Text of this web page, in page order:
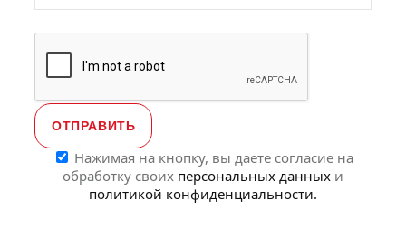
данных
Нажимая на кнопку, вы даете согласие на
обработку своих персональных данных и
политикой конфиденциальности.